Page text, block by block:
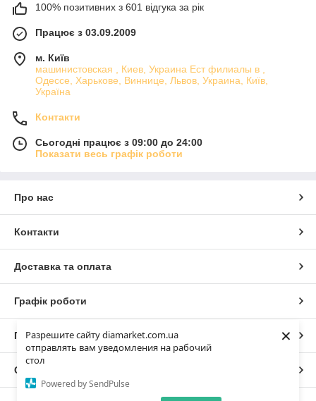
Разрешите сайту diamarket.com.ua
отправлять вам уведомления на рабочий
стол
Powered by SendPulse
×
100% позитивних з 601 відгука за рік
Працює з 03.09.2009
м. Київ
машинистовская , Киев, Украина Ест филиалы в ,
Одессе, Харькове, Виннице, Львов, Украина, Київ,
Україна
Контакти
Сьогодні працює з 09:00 до 24:00
Показати весь графік роботи
Про нас
Контакти
Доставка та оплата
Графік роботи
Повна версія сайту
Сайт створено на маркетплейсі